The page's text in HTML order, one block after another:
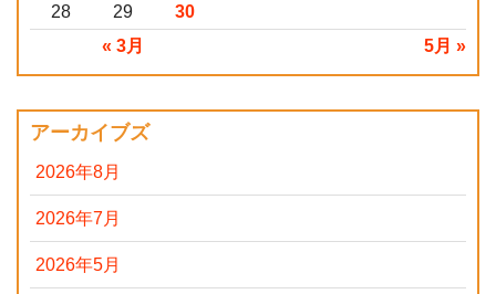
« 3月 5月 »
28 29 30
アーカイブズ
2026年8月
2026年7月
2026年5月